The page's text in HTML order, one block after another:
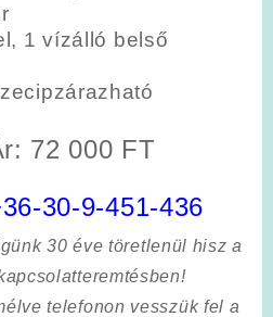
1 vízálló belső
72 000 FT
30-9-451-436
30 éve töretlenül hisz a
telefonon vesszük fel a